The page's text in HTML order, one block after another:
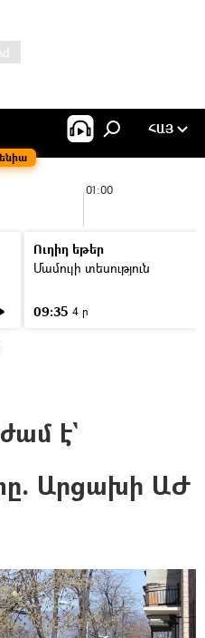
ՀԱՅ
01:00
Ուղիղ եթեր
Մամուլի տեսություն
09:35 4 ր
է`
Արցախի ԱԺ